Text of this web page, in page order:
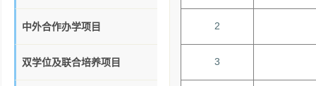
中外合作办学项目
双学位及联合培养项目
2
3